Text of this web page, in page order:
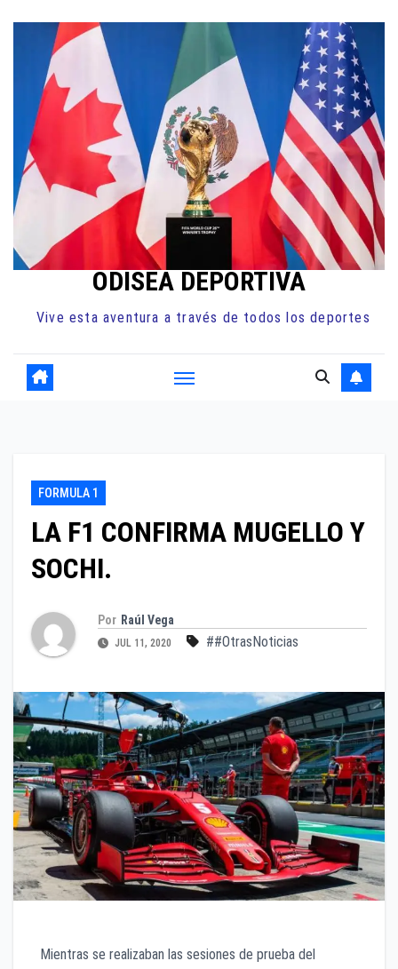
contenido
ODISEA DEPORTIVA
Vive esta aventura a través de todos los deportes
FORMULA 1
LA F1 CONFIRMA MUGELLO Y
SOCHI.
Por Raúl Vega
JUL 11, 2020 ##OtrasNoticias
Mientras se realizaban las sesiones de prueba del